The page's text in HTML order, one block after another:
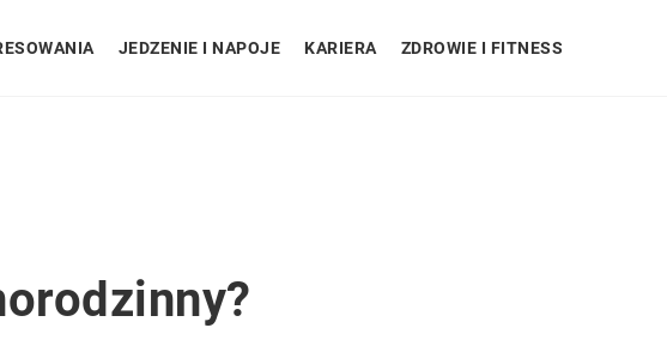
JEDZENIE I NAPOJE KARIERA ZDROWIE I FITNESS